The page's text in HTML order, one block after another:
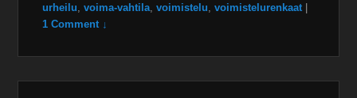
urheilu ,voima-vahtila ,voimistelu ,voimistelurenkaat |
1 Comment ↓